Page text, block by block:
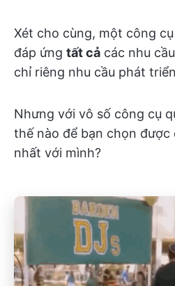
Xét cho cùng, một công
đáp ứng tất cả các nhu
chỉ riêng nhu cầu phát
Nhưng với vô số công cụ
thế nào để bạn chọn được
nhất với mình?